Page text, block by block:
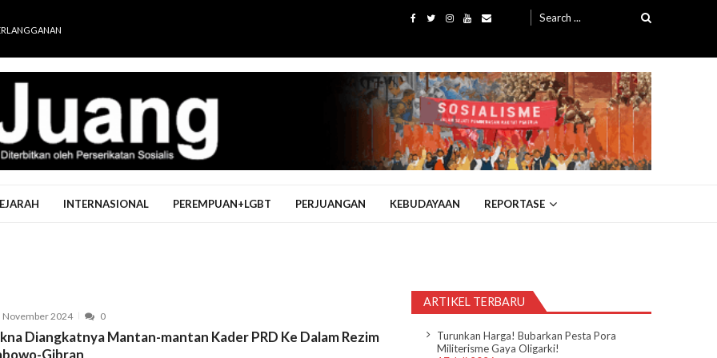
for:
INTERNASIONAL PEREMPUAN+LGBT PERJUANGAN KEBUDAYAAN REPORTASE
November 2024 0
Diangkatnya Mantan-mantan Kader PRD Ke Dalam Rezim
Gibran
ARTIKEL TERBARU
Turunkan Harga! Bubarkan Pesta Pora
Militerisme Gaya Oligarki!